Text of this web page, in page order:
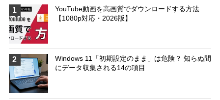
1
YouTube動画を高画質でダウンロードする方法
【1080p対応・2026版】
2
Windows 11「初期設定のまま」は危険？ 知らぬ間
にデータ収集される14の項目